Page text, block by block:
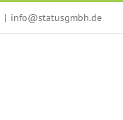
| info@statusgmbh.de